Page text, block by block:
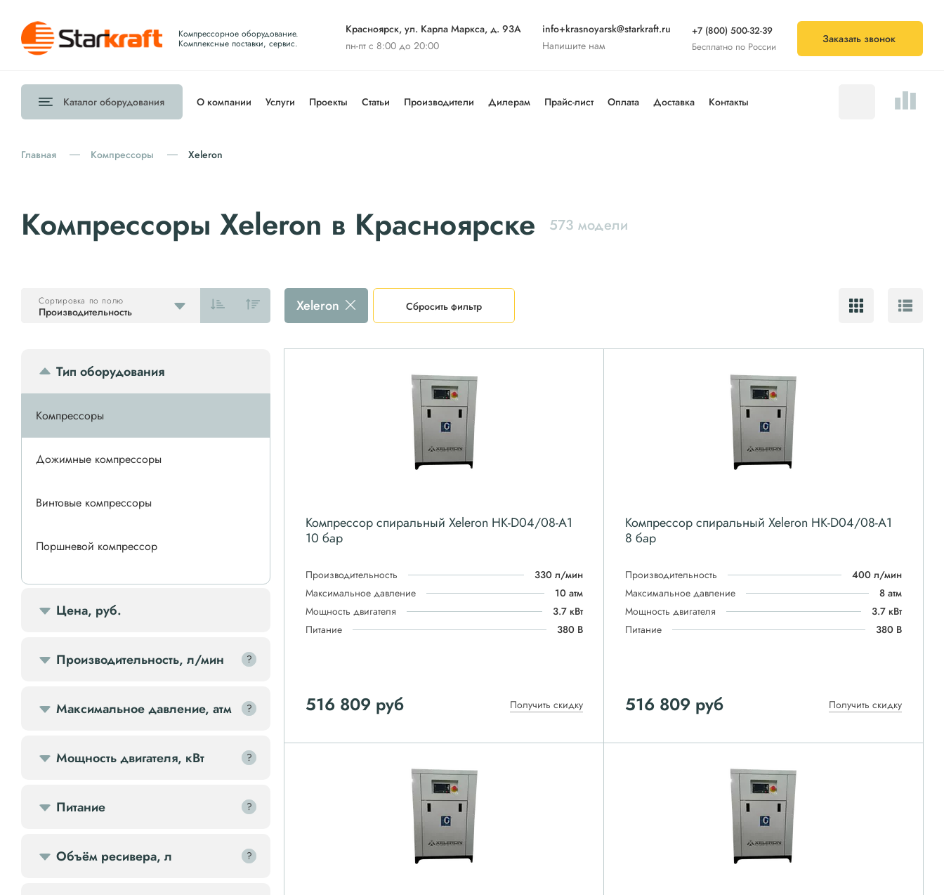
Компрессорное оборудование.
Комплексные поставки, сервис.
Красноярск, ул. Карла Маркса, д. 93А
пн-пт с 8:00 до 20:00
info+krasnoyarsk@starkraft.ru
Напишите нам
+7 (800) 500-32-39
Бесплатно по России
Заказать звонок
Каталог оборудования О компании Услуги Проекты Статьи Производители Дилерам Прайс-лист Оплата Доставка Контакты
Главная Компрессоры Xeleron
Компрессоры Xeleron в Красноярске 573 модели
Производительность
Сортировка по полю Xeleron Сбросить фильтр
Тип оборудования
Компрессоры
Дожимные компрессоры
Винтовые компрессоры
Поршневой компрессор
Спиральные компрессоры
Осветительные мачты
Осушители
Ресиверы
Цена, руб.
Производительность, л/мин ?
?
Максимальное давление, атм ?
?
Мощность двигателя, кВт ?
?
Питание ?
?
Объём ресивера, л ?
?
Компрессор спиральный Xeleron HK-D04/08-A1
10 бар
Производительность
330 л/мин
Максимальное давление
10 атм
Мощность двигателя
3.7 кВт
Питание
380 В
516 809 руб Получить скидку
Компрессор спиральный Xeleron HK-D04/08-A1
8 бар
Производительность
400 л/мин
Максимальное давление
8 атм
Мощность двигателя
3.7 кВт
Питание
380 В
516 809 руб Получить скидку